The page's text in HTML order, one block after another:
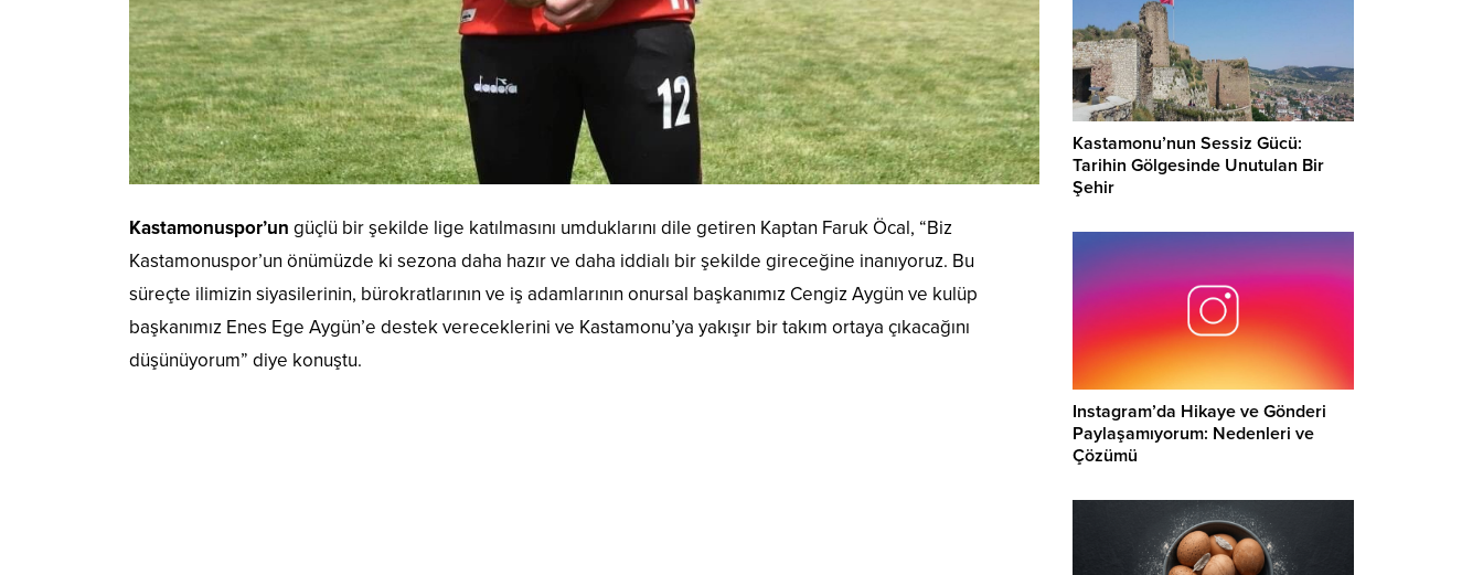
Kastamonuspor’un güçlü bir şekilde lige katılmasını umduklarını dile getiren Kaptan Faruk Öcal, “Biz
Kastamonuspor’un önümüzde ki sezona daha hazır ve daha iddialı bir şekilde gireceğine inanıyoruz. Bu
süreçte ilimizin siyasilerinin, bürokratlarının ve iş adamlarının onursal başkanımız Cengiz Aygün ve kulüp
başkanımız Enes Ege Aygün’e destek vereceklerini ve Kastamonu’ya yakışır bir takım ortaya çıkacağını
düşünüyorum” diye konuştu.
Kastamonu’nun Sessiz Gücü:
Tarihin Gölgesinde Unutulan Bir
Şehir
Instagram’da Hikaye ve Gönderi
Paylaşamıyorum: Nedenleri ve
Çözümü